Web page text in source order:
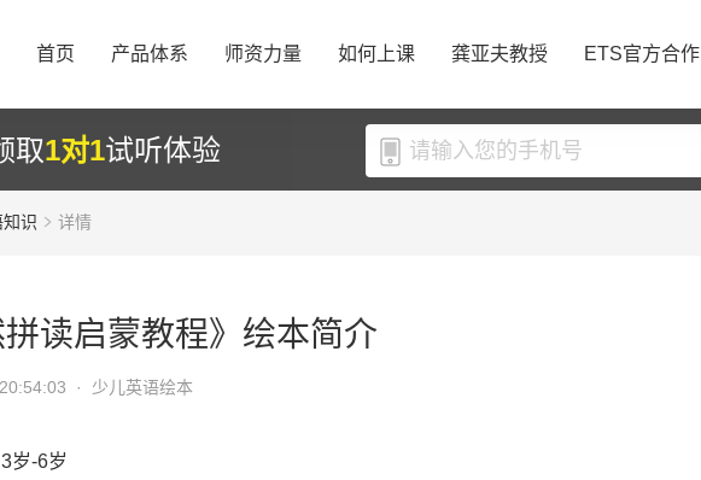
首页 产品体系 师资力量 如何上课 龚亚夫教授 ETS官方合作
取1对1试听体验
识 详情
拼读启蒙教程》绘本简介
· 少儿英语绘本
岁-6岁